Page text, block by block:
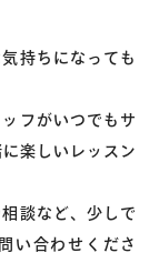
持ちになっても
フがいつでもサ
楽しいレッスン
談など、少しで
い合わせくださ